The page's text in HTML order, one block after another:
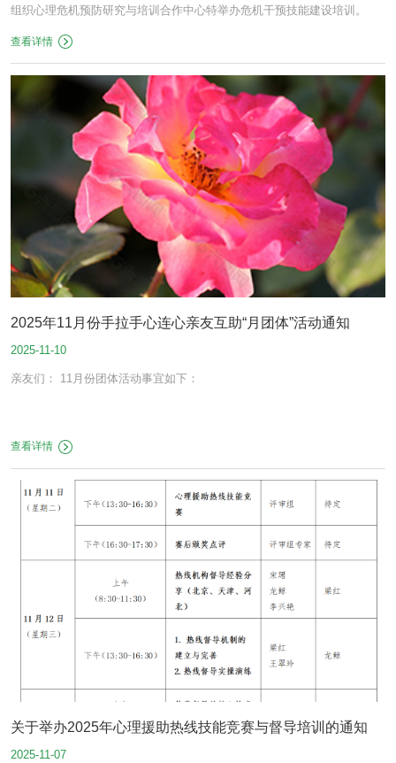
组织心理危机预防研究与培训合作中心特举办危机干预技能建设培训。
查看详情
2025年11月份手拉手心连心亲友互助“月团体”活动通知
2025-11-10
亲友们： 11月份团体活动事宜如下：
查看详情
关于举办2025年心理援助热线技能竞赛与督导培训的通知
2025-11-07